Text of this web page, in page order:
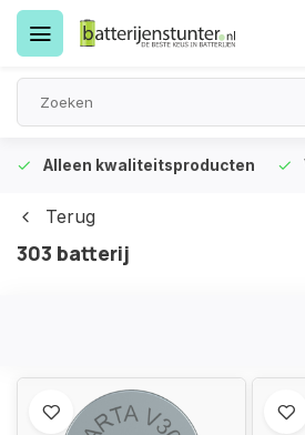
Alleen kwaliteitsproducten
Terug
303 batterij